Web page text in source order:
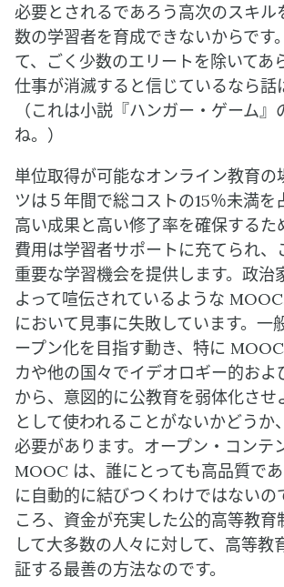
必要とされるであろう高次のスキル
数の学習者を育成できないからです
て、ごく少数のエリートを除いてあ
仕事が消滅すると信じているなら話
（これは小説『ハンガー・ゲーム』
ね。）
単位取得が可能なオンライン教育の
ツは５年間で総コストの15％未満を
高い成果と高い修了率を確保するた
費用は学習者サポートに充てられ、
重要な学習機会を提供します。政治
よって喧伝されているような
において見事に失敗しています。一
ープン化を目指す動き、特に
カや他の国々でイデオロギー的およ
から、意図的に公教育を弱体化させ
として使われることがないかどうか
必要があります。オープン・コンテ
MOOC は、誰にとっても高品質で
に自動的に結びつくわけではないの
ころ、資金が充実した公的高等教育
して大多数の人々に対して、高等教
証する最善の方法なのです。